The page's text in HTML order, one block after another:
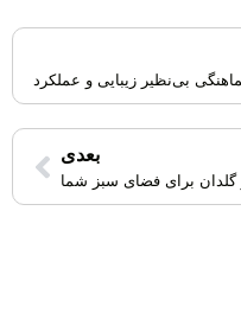
بی‌نظیر زیبایی و عملکرد
بعدی
گلدان برای فضای سبز شما